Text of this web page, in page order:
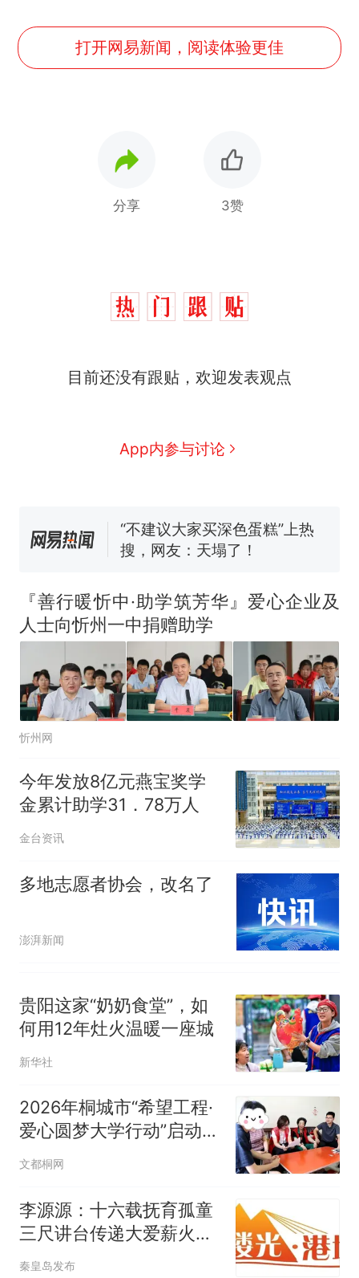
打开网易新闻，阅读体验更佳
分享 3赞
目前还没有跟贴，欢迎发表观点
App内参与讨论
那个在床头放菜刀的女孩，
因老师一句“跟我回家”改写了
搬家报价570元，搬到楼下交
电力部门回应
佛山一中学招聘物理教师，笔
核查
搜，网友：天塌了！
热
那个在床头放菜刀的女孩，
人生
『善行暖忻中·助学筑芳华』爱心企业及
人士向忻州一中捐赠助学
忻州网
今年发放8亿元燕宝奖学
金累计助学31．78万人
金台资讯
多地志愿者协会，改名了
澎湃新闻
贵阳这家“奶奶食堂”，如
何用12年灶火温暖一座城
新华社
2026年桐城市“希望工程·
爱心圆梦大学行动”启动
“入户大走访”
文都桐网
李源源：十六载抚育孤童
三尺讲台传递大爱薪火丨
一缕光·港城录
秦皇岛发布